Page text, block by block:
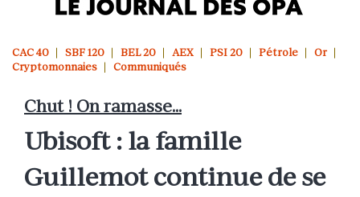
CAC 40 SBF 120 BEL 20 AEX PSI 20 Pétrole
Or
Cryptomonnaies
Communiqués
Chut ! On ramasse...
Ubisoft : la famille
Guillemot continue de se